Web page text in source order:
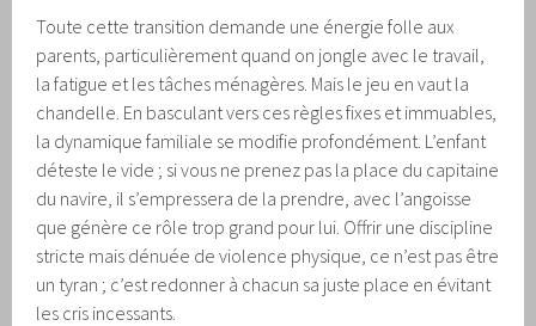
Toute cette transition demande une énergie folle aux
parents, particulièrement quand on jongle avec le travail,
la fatigue et les tâches ménagères. Mais le jeu en vaut la
chandelle. En basculant vers ces règles fixes et immuables,
la dynamique familiale se modifie profondément. L’enfant
déteste le vide ; si vous ne prenez pas la place du capitaine
du navire, il s’empressera de la prendre, avec l’angoisse
que génère ce rôle trop grand pour lui. Offrir une discipline
stricte mais dénuée de violence physique, ce n’est pas être
un tyran ; c’est redonner à chacun sa juste place en évitant
les cris incessants.